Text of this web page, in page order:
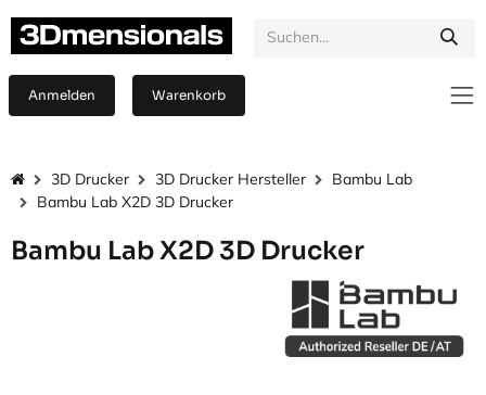
Anmelden Warenkorb
3D Drucker 3D Drucker Hersteller
Bambu Lab
Bambu Lab X2D 3D Drucker
Bambu Lab X2D 3D Drucker